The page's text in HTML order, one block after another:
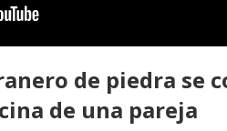
de piedra se
de una pareja